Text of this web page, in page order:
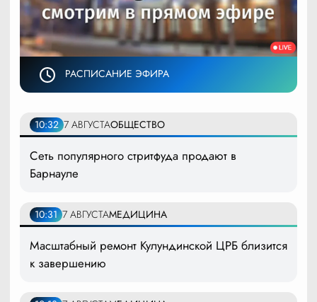
РАСПИСАНИЕ ЭФИРА
10:32 7 АВГУСТАОБЩЕСТВО
Сеть популярного стритфуда продают в
Барнауле
10:31 7 АВГУСТАМЕДИЦИНА
Масштабный ремонт Кулундинской ЦРБ близится
к завершению